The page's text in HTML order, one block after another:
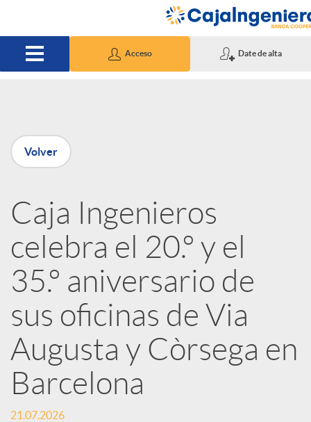
Acceso Date de alta
P
u
b
l
i
c
a
Volver
Caja Ingenieros
celebra el 20.º y el
35.º aniversario de
sus oficinas de Via
Augusta y Còrsega en
Barcelona
21.07.2026